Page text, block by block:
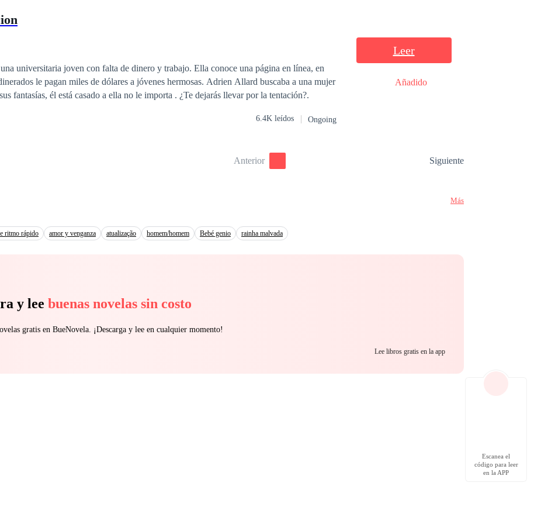
lectura es el siguiente: 1. Dulce Renuncia. 2. Dulce Destino. 3. Dulce verdad.
universitaria joven con falta de dinero y trabajo. Ella conoce una página en línea, en
le pagan miles de dólares a jóvenes hermosas. Adrien Allard buscaba a una mujer
fantasías, él está casado a ella no le importa . ¿Te dejarás llevar por la tentación?.
6.4K leídos Ongoing
Leer
Añadido
Anterior Siguiente
Más
ritmo rápido amor y venganza atualização homem/homem Bebé genio rainha malvada
y lee buenas novelas sin costo
gratis en BueNovela. ¡Descarga y lee en cualquier momento!
Lee libros gratis en la app
Escanea el
código para leer
en la APP